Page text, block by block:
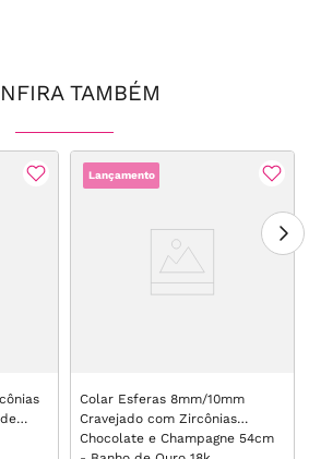
TAMBÉM
Lançamento
Colar Esferas 8mm/10mm
Cravejado com Zircônias
Chocolate e Champagne 54cm